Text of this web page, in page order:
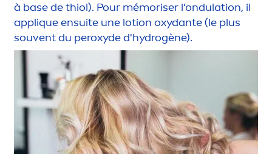
à base de thiol). Pour mémoriser l’ondulation, il
applique ensuite une lotion oxydante (le plus
souvent du peroxyde d'hydrogène).